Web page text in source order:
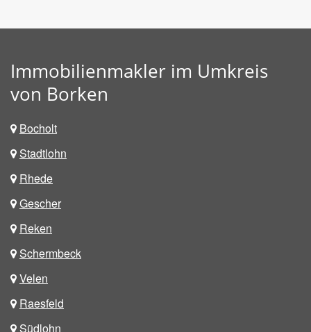
Immobilienmakler im Umkreis
von Borken
Bocholt
Stadtlohn
Rhede
Gescher
Reken
Schermbeck
Velen
Raesfeld
Südlohn